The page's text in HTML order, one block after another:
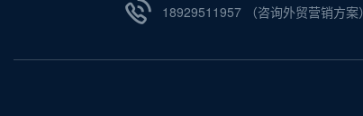
18929511957 （咨询外贸营销方案）